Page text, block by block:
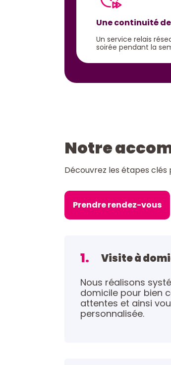
Une continuité
Un service relais
soirée pendant la
Notre
Découvrez les étapes
Prendre rendez-vous
1. Visite à
Nous réalisons
domicile pour bien
attentes et ainsi
personnalisée.